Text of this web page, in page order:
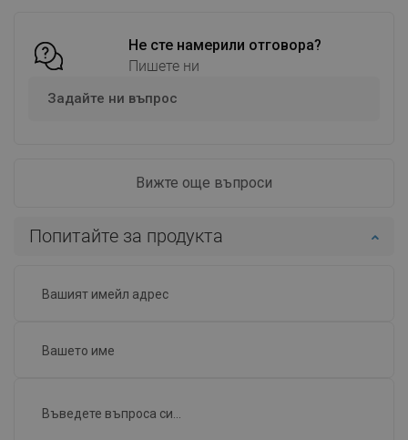
Не сте намерили отговора?
Пишете ни
Задайте ни въпрос
Вижте още въпроси
Попитайте за продукта